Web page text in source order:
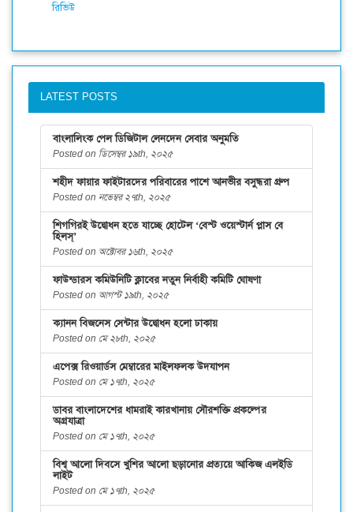
রিভিউ
LATEST POSTS
বাংলালিংক পেল ডিজিটাল লেনদেন সেবার অনুমতি
Posted on ডিসেম্বর ১৯th, ২০২৫
শহীদ ফায়ার ফাইটারদের পরিবারের পাশে আনভীর বসুন্ধরা গ্রুপ
Posted on নভেম্বর ২৭th, ২০২৫
শিগগিরই উদ্বোধন হতে যাচ্ছে হোটেল ‘বেস্ট ওয়েস্টার্ন প্লাস বে
হিলস্’
Posted on অক্টোবর ১৬th, ২০২৫
ফাউন্ডারস কমিউনিটি ক্লাবের নতুন নির্বাহী কমিটি ঘোষণা
Posted on আগস্ট ১৯th, ২০২৫
ক্যানন বিজনেস সেন্টার উদ্বোধন হলো ঢাকায়
Posted on মে ২৮th, ২০২৫
এপেক্স রিওয়ার্ডস মেম্বারের মাইলফলক উদযাপন
Posted on মে ১৭th, ২০২৫
ডাবর বাংলাদেশের ধামরাই কারখানায় সৌরশক্তি প্রকল্পের
অগ্রযাত্রা
Posted on মে ১৭th, ২০২৫
বিশ্ব আলো দিবসে খুশির আলো ছড়ানোর প্রত্যয়ে আকিজ এলইডি
লাইট
Posted on মে ১৭th, ২০২৫